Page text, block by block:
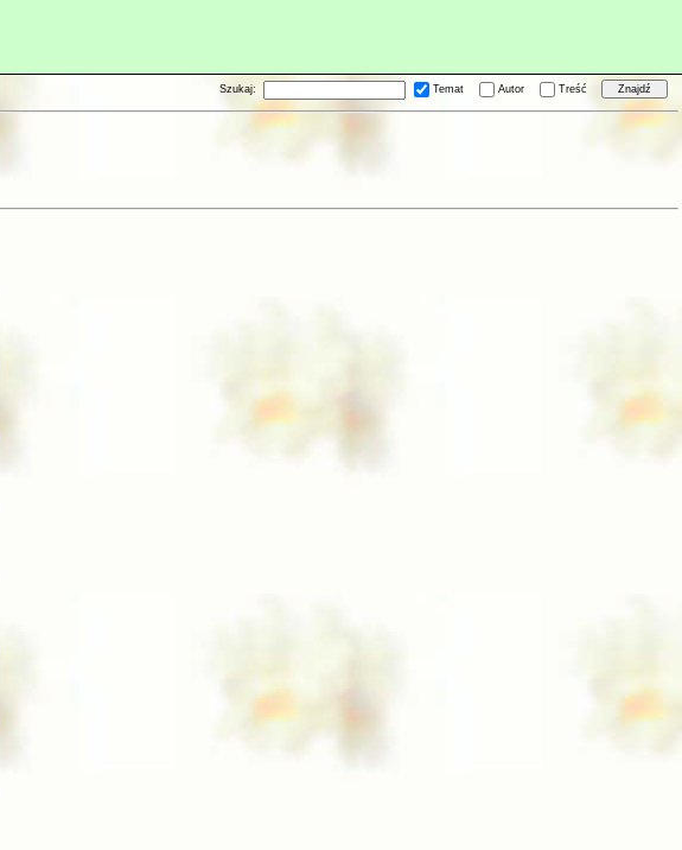
Szukaj: Temat Autor Treść